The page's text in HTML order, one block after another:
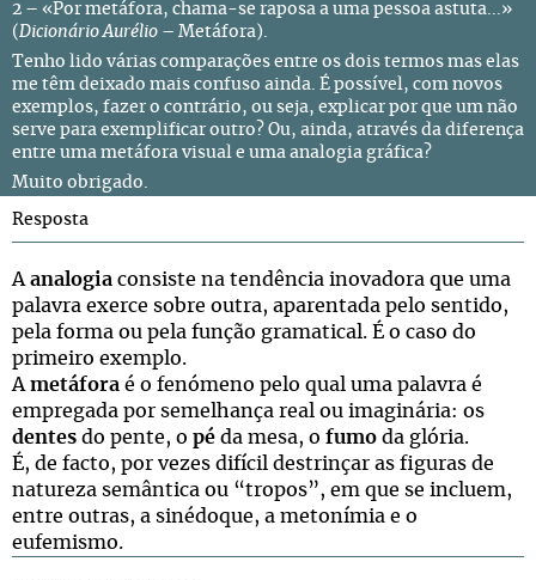
2 – «Por metáfora, chama-se raposa a uma pessoa astuta...»
(Dicionário Aurélio – Metáfora).
Tenho lido várias comparações entre os dois termos mas elas
me têm deixado mais confuso ainda. É possível, com novos
exemplos, fazer o contrário, ou seja, explicar por que um não
serve para exemplificar outro? Ou, ainda, através da diferença
entre uma metáfora visual e uma analogia gráfica?
Muito obrigado.
Resposta
A analogia consiste na tendência inovadora que uma
palavra exerce sobre outra, aparentada pelo sentido,
pela forma ou pela função gramatical. É o caso do
primeiro exemplo.
A metáfora é o fenómeno pelo qual uma palavra é
empregada por semelhança real ou imaginária: os
dentes do pente, o pé da mesa, o fumo da glória.
É, de facto, por vezes difícil destrinçar as figuras de
natureza semântica ou “tropos”, em que se incluem,
entre outras, a sinédoque, a metonímia e o
eufemismo.